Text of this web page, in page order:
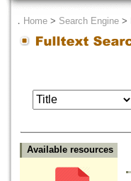
． Home > Search Engine >
Available resources